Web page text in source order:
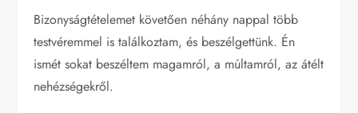
Bizonyságtételemet követően néhány nappal több
testvéremmel is találkoztam, és beszélgettünk. Én
ismét sokat beszéltem magamról, a múltamról, az átélt
nehézségekről.